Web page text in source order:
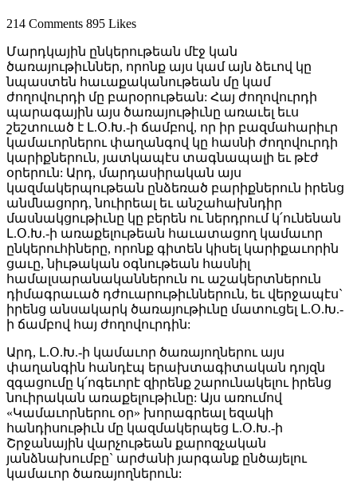
214 Comments 895 Likes
Մարդկային ընկերութեան մէջ կան
ծառայութիւններ, որոնք այս կամ այն ձեւով կը
նպաստեն հաւաքականութեան մը կամ
ժողովուրդի մը բարօրութեան: Հայ ժողովուրդի
պարագային այս ծառայութիւնը առաւել եւս
շեշտուած է Լ.Օ.Խ.-ի ճամբով, որ իր բազմահարիւր
կամաւորներու փաղանգով կը հասնի ժողովուրդի
կարիքներուն, յատկապէս տագնապալի եւ թէժ
օրերուն: Արդ, մարդասիրական այս
կազմակերպութեան ընձեռած բարիքներուն իրենց
անմնացորդ, նուիրեալ եւ անշահախնդիր
մասնակցութիւնը կը բերեն ու ներդրում կ՛ունենան
Լ.Օ.Խ.-ի առաքելութեան հաւատացող կամաւոր
ընկերուհիները, որոնք գիտեն կիսել կարիքաւորին
ցաւը, նիւթական օգնութեան հասնիլ
համալսարանականներուն ու աշակերտներուն
դիմագրաւած դժուարութիւններուն, եւ վերջապէս`
իրենց անսակարկ ծառայութիւնը մատուցել Լ.Օ.Խ.-
ի ճամբով հայ ժողովուրդին:
Արդ, Լ.Օ.Խ.-ի կամաւոր ծառայողներու այս
փաղանգին հանդէպ երախտագիտական դոյզն
զգացումը կ՛ոգեւորէ զիրենք շարունակելու իրենց
նուիրական առաքելութիւնը: Այս առումով
«Կամաւորներու օր» խորագրեալ եզակի
հանդիսութիւն մը կազմակերպեց Լ.Օ.Խ.-ի
Շրջանային վարչութեան քարոզչական
յանձնախումբը` արժանի յարգանք ընծայելու
կամաւոր ծառայողներուն: